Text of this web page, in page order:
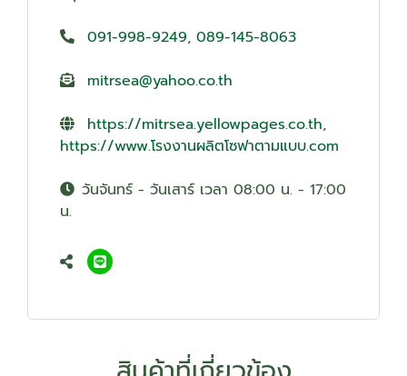
091-998-9249, 089-145-8063
mitrsea@yahoo.co.th
https://mitrsea.yellowpages.co.th,
https://www.โรงงานผลิตโซฟาตามแบบ.com
วันจันทร์ - วันเสาร์ เวลา 08:00 น. - 17:00
น.